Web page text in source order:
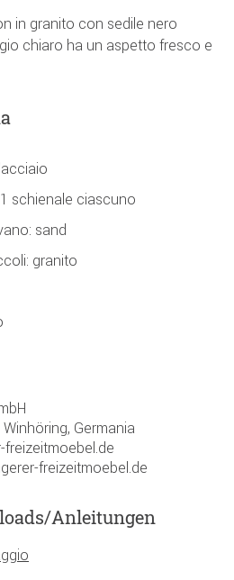
in granito con sedile nero
chiaro ha un aspetto fresco e
schienale ciascuno
sand
granito
Germania
freizeitmoebel.de
freizeitmoebel.de
Anleitungen